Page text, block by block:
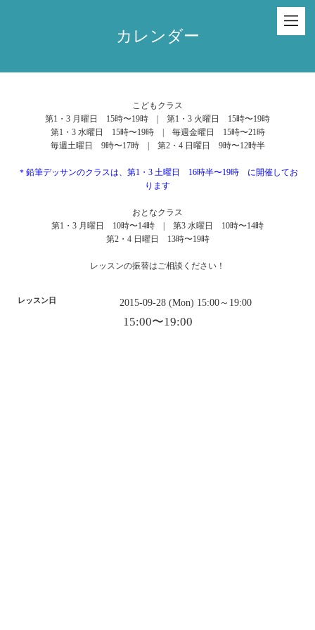
カレンダー
こどもクラス
第1・3 月曜日 15時〜19時 | 第1・3 火曜日 15時〜19時
第1・3 水曜日 15時〜19時 | 毎週金曜日 15時〜21時
毎週土曜日 9時〜17時 | 第2・4 日曜日 9時〜12時半
＊鉛筆デッサンのクラスは、第1・3 土曜日 16時半〜19時 に開催してお
ります
おとなクラス
第1・3 月曜日 10時〜14時 | 第3 水曜日 10時〜14時
第2・4 日曜日 13時〜19時
レッスンの振替はご相談ください！
レッスン日 2015-09-28 (Mon) 15:00～19:00
15:00〜19:00